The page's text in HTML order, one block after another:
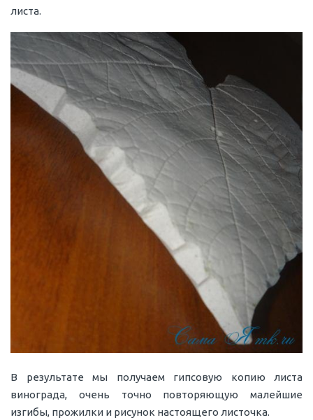
листа.
В результате мы получаем гипсовую копию листа
винограда, очень точно повторяющую малейшие
изгибы, прожилки и рисунок настоящего листочка.